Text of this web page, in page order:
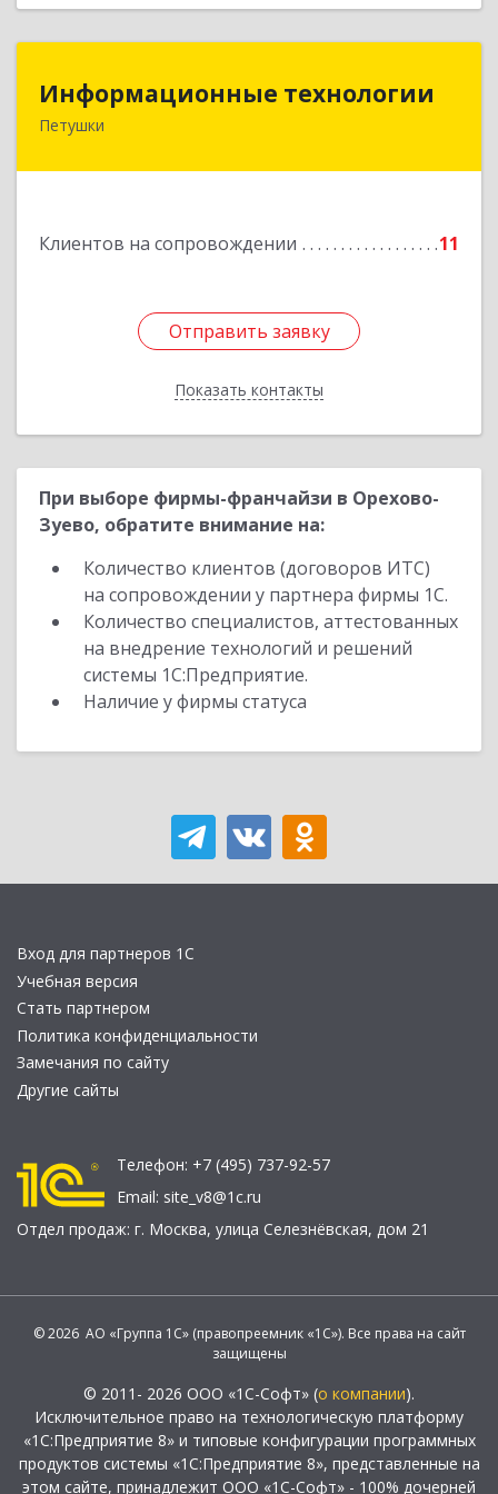
Информационные технологии
Петушки
Клиентов на сопровождении 11
Отправить заявку
Показать контакты
Информационные технологии
Отправить заявку
Назад
При выборе фирмы-франчайзи в Орехово-
Зуево, обратите внимание на:
Количество клиентов (договоров ИТС)
на сопровождении у партнера фирмы 1С.
Количество специалистов, аттестованных
на внедрение технологий и решений
системы 1С:Предприятие.
Наличие у фирмы статуса
Вход для партнеров 1С
Учебная версия
Стать партнером
Политика конфиденциальности
Замечания по сайту
Другие сайты
Телефон: +7 (495) 737-92-57
Email: site_v8@1c.ru
Отдел продаж: г. Москва, улица Селезнёвская, дом 21
© 2026 АО «Группа 1С» (правопреемник «1С»). Все права на сайт
защищены
© 2011- 2026 ООО «1С-Софт» (о компании).
Исключительное право на технологическую платформу
«1С:Предприятие 8» и типовые конфигурации программных
продуктов системы «1С:Предприятие 8», представленные на
этом сайте, принадлежит ООО «1С-Софт» - 100% дочерней